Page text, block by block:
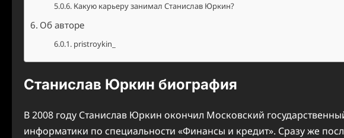
Какую карьеру занимал Станислав Юркин?
Об авторе
pristroykin_
Станислав Юркин биография
В 2008 году Станислав Юркин окончил Московский
информатики по специальности «Финансы и кредит». Сразу же